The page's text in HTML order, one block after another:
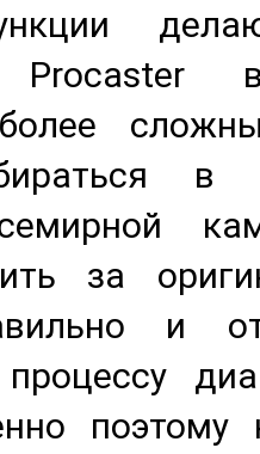
Procaster
в
за
и
поэтому